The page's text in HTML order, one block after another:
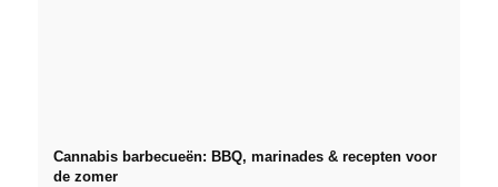
Cannabis barbecueën: BBQ, marinades & recepten voor
de zomer